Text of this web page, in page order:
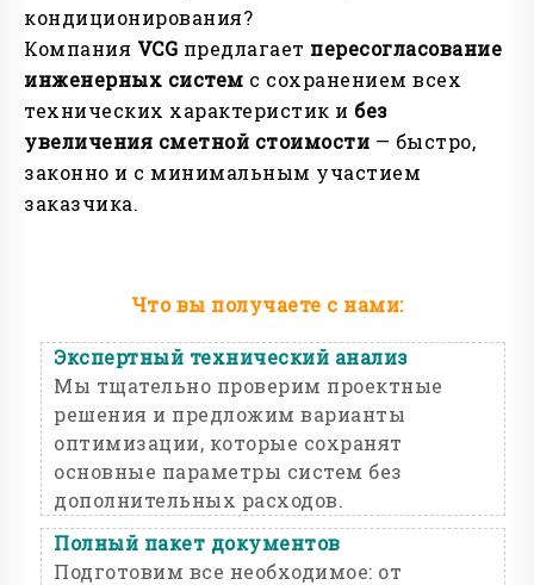
кондиционирования?
Компания VCG предлагает пересогласование
инженерных систем с сохранением всех
технических характеристик и без
увеличения сметной стоимости — быстро,
законно и с минимальным участием
заказчика.
Что вы получаете с нами:
Экспертный технический анализ
Мы тщательно проверим проектные
решения и предложим варианты
оптимизации, которые сохранят
основные параметры систем без
дополнительных расходов.
Полный пакет документов
Подготовим все необходимое: от